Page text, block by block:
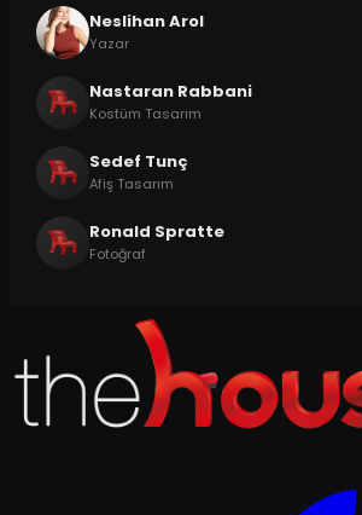
Neslihan Arol
Yazar
Nastaran Rabbani
Kostüm Tasarım
Sedef Tunç
Afiş Tasarım
Ronald Spratte
Fotoğraf